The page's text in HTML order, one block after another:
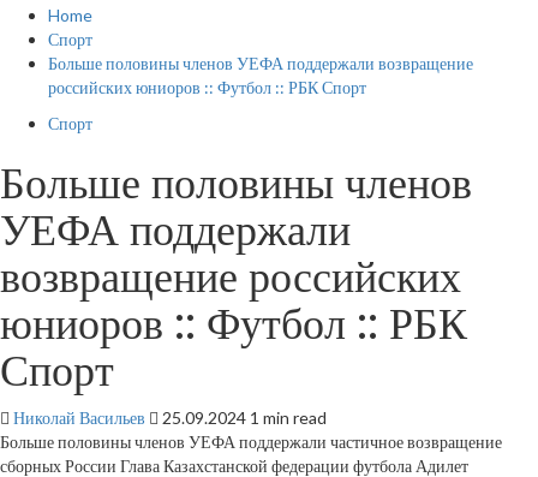
Home
Спорт
Больше половины членов УЕФА поддержали возвращение
российских юниоров :: Футбол :: РБК Спорт
Спорт
Больше половины членов
УЕФА поддержали
возвращение российских
юниоров :: Футбол :: РБК
Спорт
Николай Васильев 25.09.2024 1 min read
Больше половины членов УЕФА поддержали частичное возвращение
сборных России Глава Казахстанской федерации футбола Адилет